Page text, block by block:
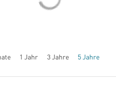
1 Jahr 3 Jahre 5 Jahre